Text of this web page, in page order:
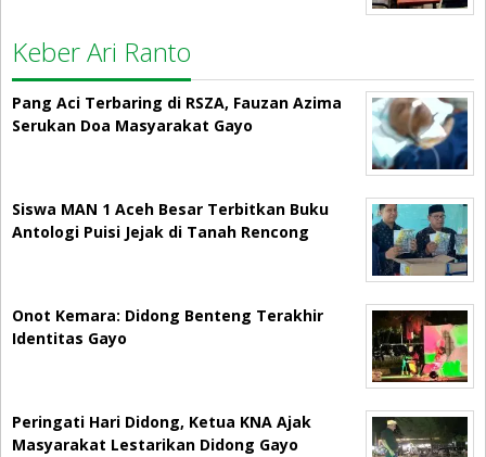
Keber Ari Ranto
Pang Aci Terbaring di RSZA, Fauzan Azima
Serukan Doa Masyarakat Gayo
Siswa MAN 1 Aceh Besar Terbitkan Buku
Antologi Puisi Jejak di Tanah Rencong
Onot Kemara: Didong Benteng Terakhir
Identitas Gayo
Peringati Hari Didong, Ketua KNA Ajak
Masyarakat Lestarikan Didong Gayo